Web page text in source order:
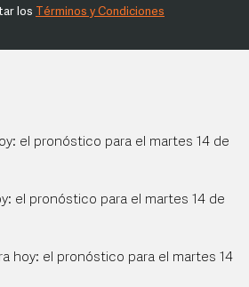
los Términos y Condiciones
el pronóstico para el martes 14 de
el pronóstico para el martes 14 de
hoy: el pronóstico para el martes 14